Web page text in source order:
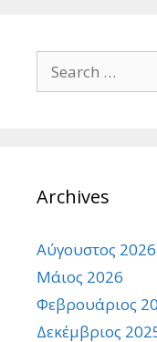
Search
for:
Archives
Αύγουστος 2026
Μάιος 2026
Φεβρουάριος
Δεκέμβριος